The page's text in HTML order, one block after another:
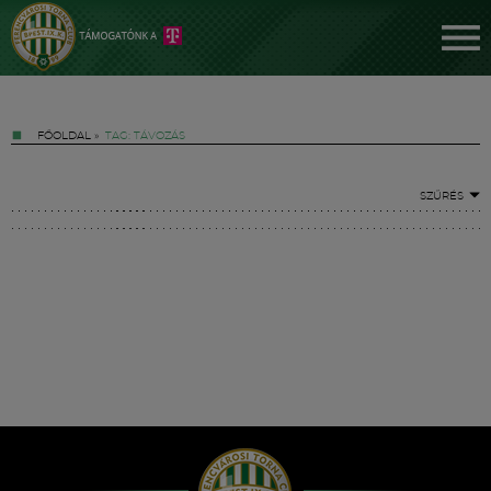
FŐOLDAL » TAG: TÁVOZÁS
SZŰRÉS
Hírek